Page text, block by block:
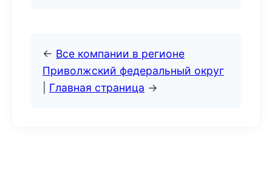
← Все компании в регионе
Приволжский федеральный округ
Главная страница →